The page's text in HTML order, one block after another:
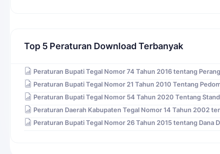
Top 5 Peraturan Download Terbanyak
Peraturan Bupati Tegal Nomor 74 Tahun 2016 tentang
Peraturan Bupati Tegal Nomor 21 Tahun 2010 Tentang
Peraturan Bupati Tegal Nomor 54 Tahun 2020 Tentang
Peraturan Daerah Kabupaten Tegal Nomor 14 Tahun 2002
Peraturan Bupati Tegal Nomor 26 Tahun 2015 tentang Dana